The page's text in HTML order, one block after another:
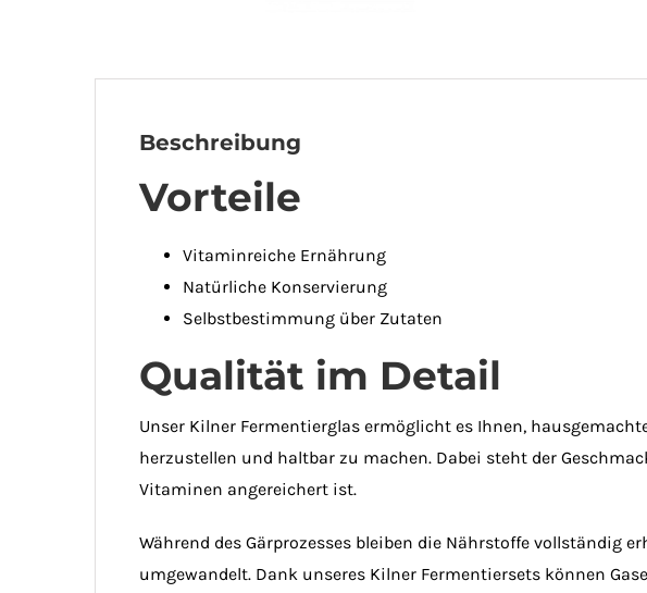
Beschreibung
Vorteile
Vitaminreiche Ernährung
Natürliche Konservierung
Selbstbestimmung über Zutaten
Qualität im Detail
Unser Kilner Fermentierglas ermöglicht es Ihnen,
herzustellen und haltbar zu machen. Dabei steht der
Vitaminen angereichert ist.
Während des Gärprozesses bleiben die Nährstoffe vollständig
umgewandelt. Dank unseres Kilner Fermentiersets können